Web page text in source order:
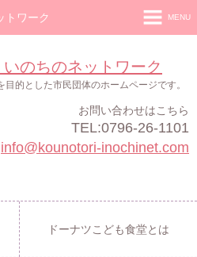
トワーク
のちのネットワーク
的とした市民団体のホームページです。
お問い合わせはこちら
TEL:0796-26-1101
info@kounotori-inochinet.com
MENU
ンライン」
ドーナツこども食堂とは